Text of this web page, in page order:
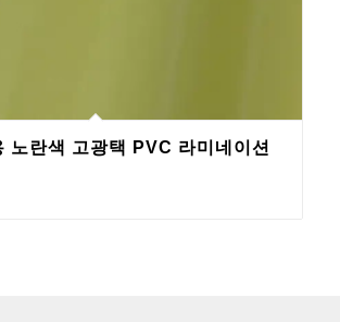
노란색 고광택 PVC 라미네이션